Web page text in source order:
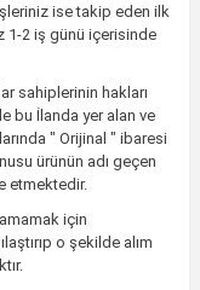
ise takip eden ilk
1-2 iş günü içerisinde
sahiplerinin hakları
bu İlanda yer alan ve
" Orijinal " ibaresi
ürünün adı geçen
etmektedir.
için
o şekilde alım